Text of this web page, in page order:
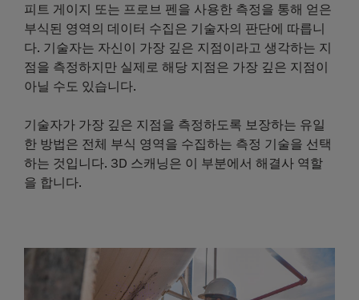
피트 게이지 또는 프로브 펜을 사용한 측정을 통해 얻은
부식된 영역의 데이터 수집은 기술자의 판단에 따릅니
다. 기술자는 자신이 가장 깊은 지점이라고 생각하는 지
점을 측정하지만 실제로 해당 지점은 가장 깊은 지점이
아닐 수도 있습니다.
기술자가 가장 깊은 지점을 측정하도록 보장하는 유일
한 방법은 전체 부식 영역을 수집하는 측정 기술을 선택
하는 것입니다. 3D 스캐닝은 이 부분에서 해결사 역할
을 합니다.